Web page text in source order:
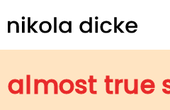
almost true